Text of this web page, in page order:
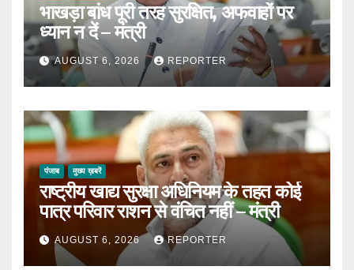
भाखड़ा बांध पूरी तरह सुरक्षित, अफवाहों पर
ध्यान न दें – मंत्री
AUGUST 6, 2026 REPORTER
पंजाब मुख्य ख़बरें
राष्ट्रीय खाद्य सुरक्षा अधिनियम के तहत कोई
पात्र परिवार राशन से वंचित नहीं – मंत्री
AUGUST 6, 2026 REPORTER